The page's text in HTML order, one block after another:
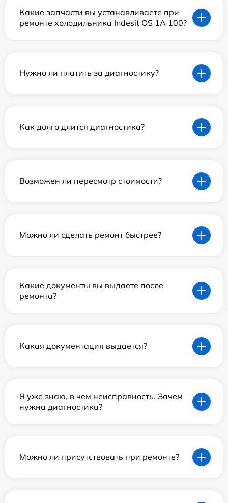
Какие запчасти вы устанавливаете при
ремонте холодильника Indesit OS 1A 100?
Нужно ли платить за диагностику?
Как долго длится диагностика?
Возможен ли пересмотр стоимости?
Можно ли сделать ремонт быстрее?
Какие документы вы выдаете после
ремонта?
Какая документация выдается?
Я уже знаю, в чем неисправность. Зачем
нужна диагностика?
Можно ли присутствовать при ремонте?